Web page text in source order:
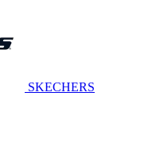
SKECHERS